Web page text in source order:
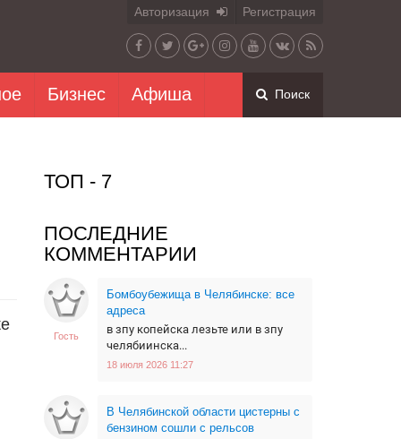
Авторизация Регистрация
Бизнес Афиша Поиск
ТОП - 7
ПОСЛЕДНИЕ
КОММЕНТАРИИ
Гость
Бомбоубежища в Челябинске: все
адреса
в зпу копейска лезьте или в зпу
челябиинска...
18 июля 2026 11:27
В Челябинской области цистерны с
бензином сошли с рельсов